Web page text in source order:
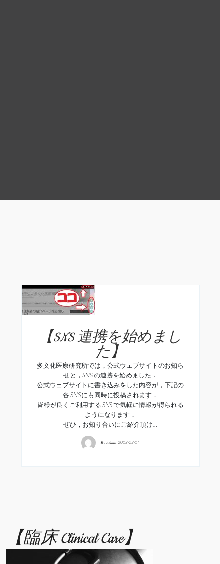
【SNS 連携を始めまし
た】
多文化医療研究所では，公式ウェブサイトのお知ら
せと，SNS の連携を始めました．
公式ウェブサイトに書き込みをした内容が，下記の
各 SNS にも同時に投稿されます．
皆様が良くご利用する SNS で気軽に情報が得られる
ようになります．
ぜひ，お知り合いにご紹介頂け…
ByAdmin 2018-03-17
【臨床 Clinical Care】